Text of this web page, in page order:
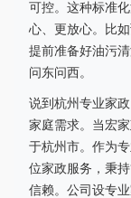
可控。这种标准
心、更放心。比
提前准备好油污
问东问西。
说到杭州专业家
家庭需求。当宏
于杭州市。作为
位家政服务，秉
信赖。公司设专